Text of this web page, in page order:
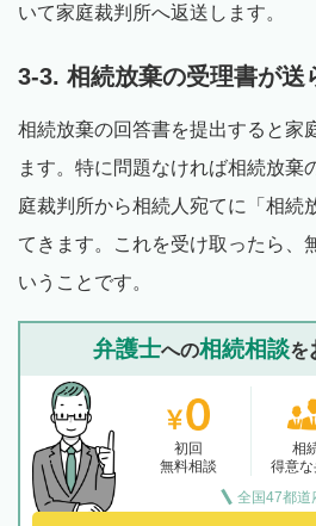
いて家庭裁判所へ返送します。
3-3. 相続放棄の受理書が送
相続放棄の回答書を提出すると家
ます。特に問題なければ相続放棄
庭裁判所から相続人宛てに「相続
てきます。これを受け取ったら、
いうことです。
弁護士への相続相談を
初回
無料相談
相
得意
全国47都道